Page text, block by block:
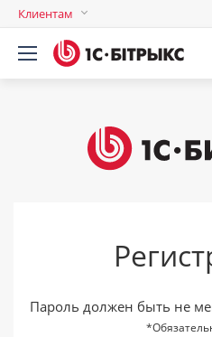
Клиентам
Логин
Забыли
Пароль должен быть не